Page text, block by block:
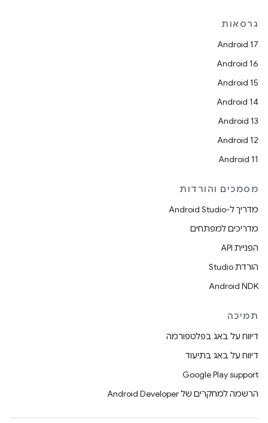
גרסאות
Android 17
Android 16
Android 15
Android 14
Android 13
Android 12
Android 11
מסמכים והורדות
מדריך ל-Android Studio
מדריכים למפתחים
הפניית API
הורדת Studio
Android NDK
תמיכה
דיווח על באג בפלטפורמה
דיווח על באג בתיעוד
Google Play support
הרשמה למחקרים של Android Developer